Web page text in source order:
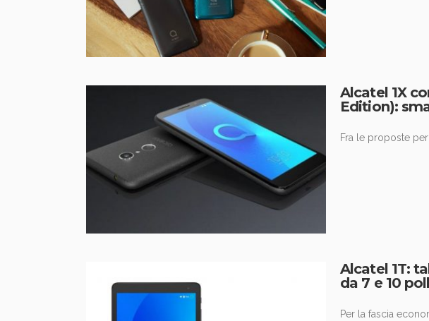
Alcatel 1X
Edition):
Fra le proposte per
Alcatel 1T:
da 7 e 10
Per la fascia